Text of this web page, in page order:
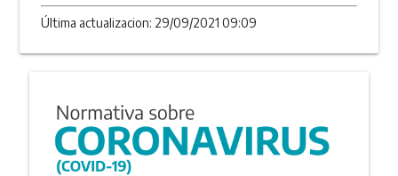
Última actualizacion: 29/09/2021 09:09